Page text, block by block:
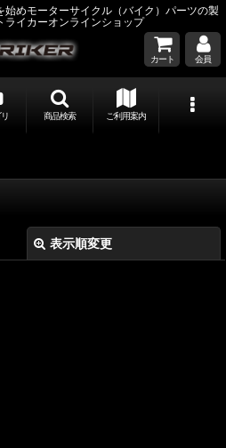
めモーターサイクル（バイク）パーツの製
ライカーオンラインショップ
カート 会員
商品検索 ご利用案内
表示順変更